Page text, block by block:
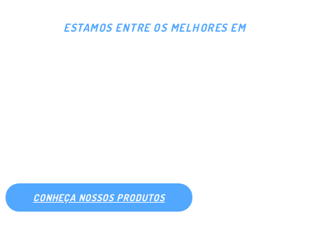
ESTAMOS ENTRE OS MELHORES EM
CONHEÇA NOSSOS PRODUTOS